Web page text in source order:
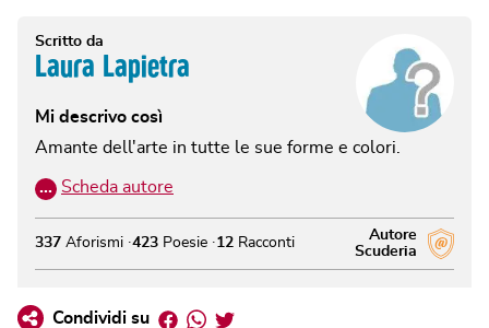
Scritto da
Laura Lapietra
Mi descrivo così
Amante dell'arte in tutte le sue forme e colori.
… Scheda autore
Autore
Scuderia
337 Aforismi 423 Poesie 12 Racconti
Condividi su Facebook
Whatsapp
Twitter